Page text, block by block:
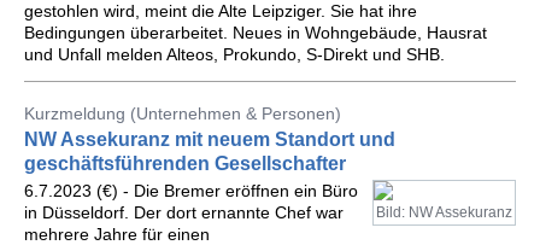
gestohlen wird, meint die Alte Leipziger. Sie hat ihre
Bedingungen überarbeitet. Neues in Wohngebäude, Hausrat
und Unfall melden Alteos, Prokundo, S-Direkt und SHB.
Kurzmeldung (Unternehmen & Personen)
NW Assekuranz mit neuem Standort und
geschäftsführenden Gesellschafter
Bild: NW Assekuranz
6.7.2023 (€) - Die Bremer eröffnen ein Büro
in Düsseldorf. Der dort ernannte Chef war
mehrere Jahre für einen